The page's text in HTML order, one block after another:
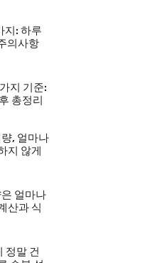
지: 하루
의사항
지 기준:
총정리
, 얼마나
지 않게
얼마나
산과 식
정말 건